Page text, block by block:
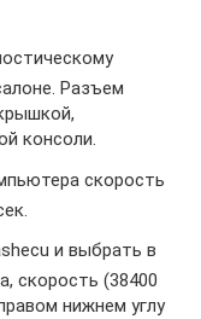
Разъем
консоли.
скорость
и выбрать в
скорость (38400
нижнем углу